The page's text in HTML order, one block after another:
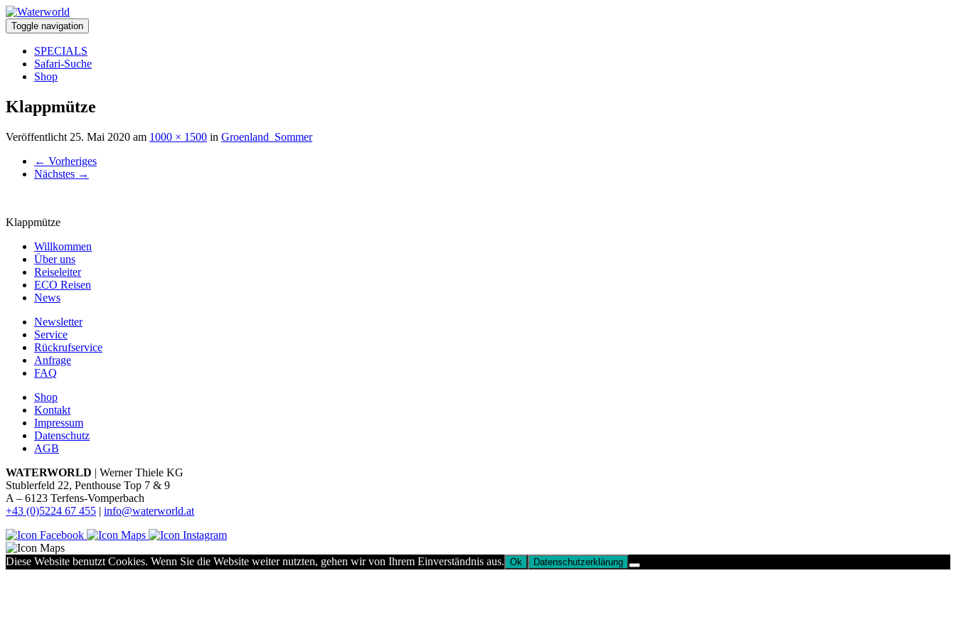
Toggle navigation
SPECIALS
Safari-Suche
Shop
Klappmütze
Veröffentlicht 25. Mai 2020 am 1000 × 1500 in Groenland_Sommer
← Vorheriges
Nächstes →
Klappmütze
Willkommen
Über uns
Reiseleiter
ECO Reisen
News
Newsletter
Service
Rückrufservice
Anfrage
FAQ
Shop
Kontakt
Impressum
Datenschutz
AGB
WATERWORLD | Werner Thiele KG
Stublerfeld 22, Penthouse Top 7 & 9
A – 6123 Terfens-Vomperbach
+43 (0)5224 67 455 | info@waterworld.at
Diese Website benutzt Cookies. Wenn Sie die Website weiter nutzten, gehen wir von Ihrem Einverständnis aus. Ok Datenschutzerklärung